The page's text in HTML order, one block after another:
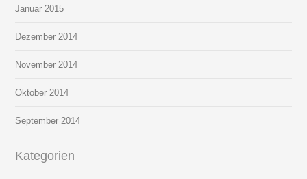
Januar 2015
Dezember 2014
November 2014
Oktober 2014
September 2014
Kategorien